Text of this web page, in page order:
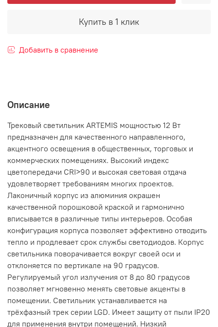
Купить в 1 клик
Добавить в сравнение
Описание
Трековый светильник ARTEMIS мощностью 12 Вт
предназначен для качественного направленного,
акцентного освещения в общественных, торговых и
коммерческих помещениях. Высокий индекс
цветопередачи CRI>90 и высокая световая отдача
удовлетворяет требованиям многих проектов.
Лаконичный корпус из алюминия окрашен
качественной порошковой краской и гармонично
вписывается в различные типы интерьеров. Особая
конфигурация корпуса позволяет эффективно отводить
тепло и продлевает срок службы светодиодов. Корпус
светильника поворачивается вокруг своей оси и
отклоняется по вертикале на 90 градусов.
Регулируемый угол излучения от 8 до 80 градусов
позволяет мгновенно менять световые акценты в
помещении. Светильник устанавливается на
трёхфазный трек серии LGD. Имеет защиту от пыли IP20
для применения внутри помещений. Низкий